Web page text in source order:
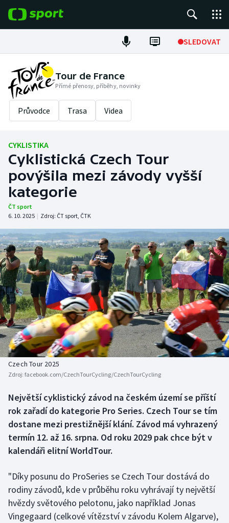
SLEDOVAT
ME v atletice
ME v plavání
Fotbal
Tenis
DALŠÍ SPORTY
Americký fotbal
Atletika
Baseball a softbal
Basketbal
Biatlon
Boby a skeleton
Box
Cyklistika
Dostihy
Futsal
Golf
NEPŘEHLÉDNĚTE
Soutěže
Historické návraty
Aplikace ČT sport
AZ kvíz
Tour de France
Přímé přenosy, příběhy, novinky
Průvodce Trasa Videa
CYKLISTIKA
Cyklistická Czech Tour
povýšila mezi závody vyšší
kategorie
ČT sport
6. 10. 2025 | Zdroj: ČT sport, ČTK
Czech Tour 2025
Zdroj: facebook.com/CzechTourCycling/CzechTourCycling
Největší cyklistický závod na českém území se příští
rok zařadí do kategorie Pro Series. Czech Tour se tím
dostane mezi prestižnější klání. Závod má vyhrazený
termín 12. až 16. srpna. Od roku 2029 pak chce být v
kalendáři elitní WorldTour.
"Díky posunu do ProSeries se Czech Tour dostává do
rodiny závodů, kde v průběhu roku vyhrávají ty největší
hvězdy světového pelotonu, jako například Jonas
Vingegaard (celkové vítězství v závodu Kolem Algarve),